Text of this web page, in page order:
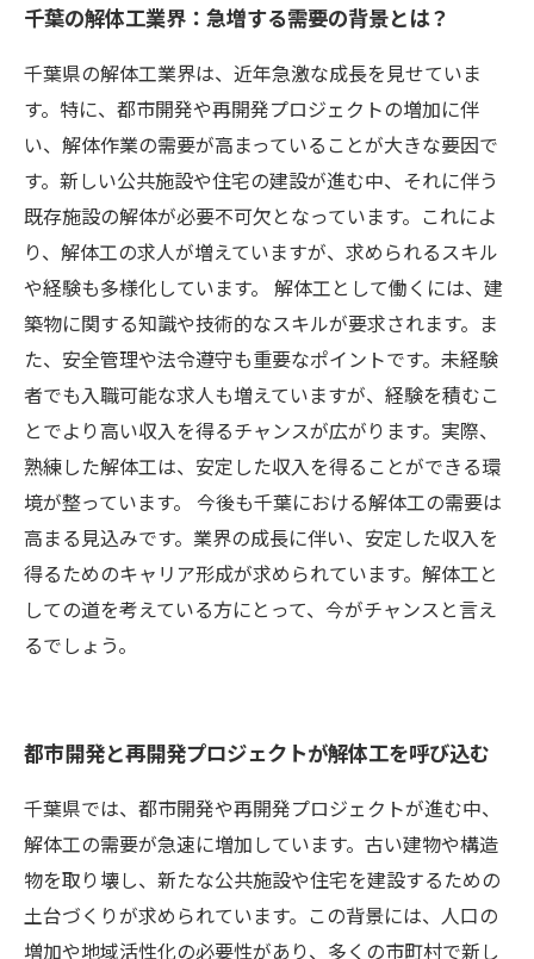
ス
現役解体工の声：実際の収入と業界のリアル
志望者必見！千葉で解体工として稼ぐための道
千葉の解体工業界：急増する需要の背景とは？
千葉県の解体工業界は、近年急激な成長を見せていま
す。特に、都市開発や再開発プロジェクトの増加に伴
い、解体作業の需要が高まっていることが大きな要因で
す。新しい公共施設や住宅の建設が進む中、それに伴う
既存施設の解体が必要不可欠となっています。これによ
り、解体工の求人が増えていますが、求められるスキル
や経験も多様化しています。 解体工として働くには、建
築物に関する知識や技術的なスキルが要求されます。ま
た、安全管理や法令遵守も重要なポイントです。未経験
者でも入職可能な求人も増えていますが、経験を積むこ
とでより高い収入を得るチャンスが広がります。実際、
熟練した解体工は、安定した収入を得ることができる環
境が整っています。 今後も千葉における解体工の需要は
高まる見込みです。業界の成長に伴い、安定した収入を
得るためのキャリア形成が求められています。解体工と
しての道を考えている方にとって、今がチャンスと言え
るでしょう。
都市開発と再開発プロジェクトが解体工を呼び込む
千葉県では、都市開発や再開発プロジェクトが進む中、
解体工の需要が急速に増加しています。古い建物や構造
物を取り壊し、新たな公共施設や住宅を建設するための
土台づくりが求められています。この背景には、人口の
増加や地域活性化の必要性があり、多くの市町村で新し